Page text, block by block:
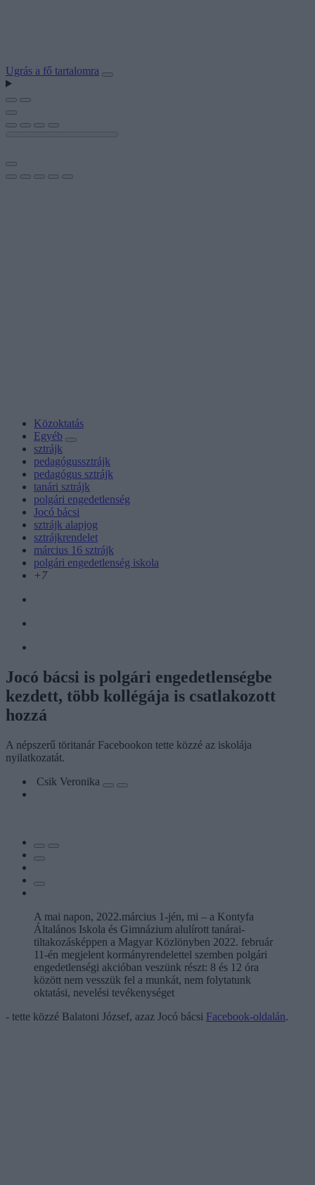
Ugrás a fő tartalomra
Közoktatás
Egyéb
sztrájk
pedagógussztrájk
pedagógus sztrájk
tanári sztrájk
polgári engedetlenség
Jocó bácsi
sztrájk alapjog
sztrájkrendelet
március 16 sztrájk
polgári engedetlenség iskola
+7
Jocó bácsi is polgári engedetlenségbe
kezdett, több kollégája is csatlakozott
hozzá
A népszerű töritanár Facebookon tette közzé az iskolája
nyilatkozatát.
Csik Veronika
A mai napon, 2022.március 1-jén, mi – a Kontyfa
Általános Iskola és Gimnázium alulírott tanárai-
tiltakozásképpen a Magyar Közlönyben 2022. február
11-én megjelent kormányrendelettel szemben polgári
engedetlenségi akcióban veszünk részt: 8 és 12 óra
között nem vesszük fel a munkát, nem folytatunk
oktatási, nevelési tevékenységet
- tette közzé Balatoni József, azaz Jocó bácsi Facebook-oldalán.